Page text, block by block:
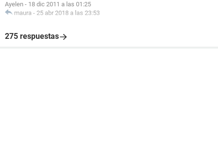
Ayelen - 18 dic 2011 a las 01:25
maura - 25 abr 2018 a las 23:53
275 respuestas